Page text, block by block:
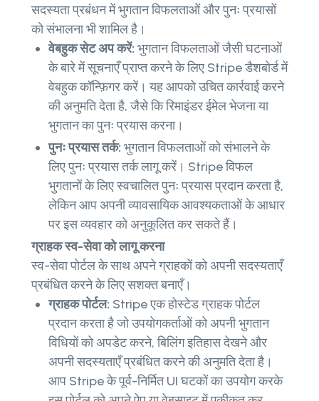
सदस्यता प्रबंधन में भुगतान विफलताओं और पुनः प्रयासों
को संभालना भी शामिल है।
वेबहुक सेट अप करें: भुगतान विफलताओं जैसी घटनाओं
के बारे में सूचनाएँ प्राप्त करने के लिए Stripe डैशबोर्ड में
वेबहुक कॉन्फ़िगर करें। यह आपको उचित कार्रवाई करने
की अनुमति देता है, जैसे कि रिमाइंडर ईमेल भेजना या
भुगतान का पुनः प्रयास करना।
पुनः प्रयास तर्क: भुगतान विफलताओं को संभालने के
लिए पुनः प्रयास तर्क लागू करें। Stripe विफल
भुगतानों के लिए स्वचालित पुनः प्रयास प्रदान करता है,
लेकिन आप अपनी व्यावसायिक आवश्यकताओं के आधार
पर इस व्यवहार को अनुकूलित कर सकते हैं।
ग्राहक स्व-सेवा को लागू करना
स्व-सेवा पोर्टल के साथ अपने ग्राहकों को अपनी सदस्यताएँ
प्रबंधित करने के लिए सशक्त बनाएँ।
ग्राहक पोर्टल: Stripe एक होस्टेड ग्राहक पोर्टल
प्रदान करता है जो उपयोगकर्ताओं को अपनी भुगतान
विधियों को अपडेट करने, बिलिंग इतिहास देखने और
अपनी सदस्यताएँ प्रबंधित करने की अनुमति देता है।
आप Stripe के पूर्व-निर्मित UI घटकों का उपयोग करके